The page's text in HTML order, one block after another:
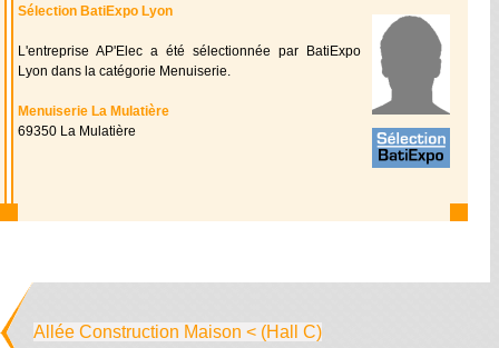
Sélection BatiExpo Lyon
L'entreprise AP'Elec a été sélectionnée par BatiExpo
Lyon dans la catégorie Menuiserie.
Menuiserie La Mulatière
69350 La Mulatière
Allée Construction Maison < (Hall C)